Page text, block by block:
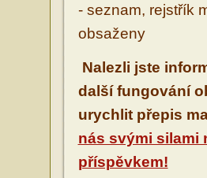
- seznam, rejstřík
obsaženy
Nalezli jste
další fungování
urychlit přepis
nás svými silami
příspěvkem!